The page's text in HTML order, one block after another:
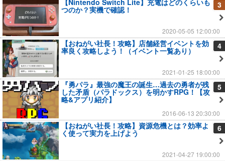
3
【Nintendo Switch Lite】充電はどのくらいも
つのか？実機で確認！
2020-05-05 12:00:00
4
【おねがい社長！攻略】店舗経営イベントを効
率良く攻略しよう！（イベント一覧あり）
2021-01-25 18:00:00
5
『勇パラ』最強の魔王の誕生…過去の勇者が残
した矛盾（パラドックス）を明かすRPG！【攻
略&アプリ紹介】
2016-06-13 20:30:00
6
【おねがい社長！攻略】資源危機とは？効率よ
く使って実力を上げよう
2021-04-27 19:00:00